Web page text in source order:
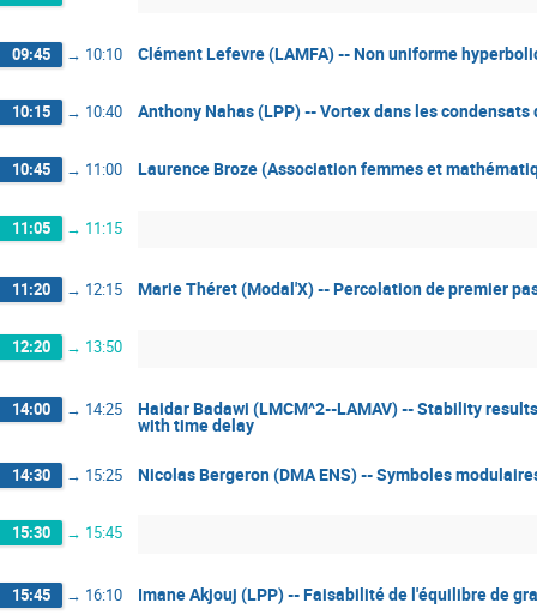
09:45 → 10:10 Clément Lefevre (LAMFA) -- Non uniforme
10:15 → 10:40 Anthony Nahas (LPP) -- Vortex dans les condensats
10:45 → 11:00 Laurence Broze (Association femmes et
11:05 → 11:15
11:20 → 12:15 Marie Théret (Modal'X) -- Percolation de premier
12:20 → 13:50
14:00 → 14:25 Haidar Badawi (LMCM^2--LAMAV) -- Stability
with time delay
14:30 → 15:25 Nicolas Bergeron (DMA ENS) -- Symboles
15:30 → 15:45
15:45 → 16:10 Imane Akjouj (LPP) -- Faisabilité de l'équilibre de